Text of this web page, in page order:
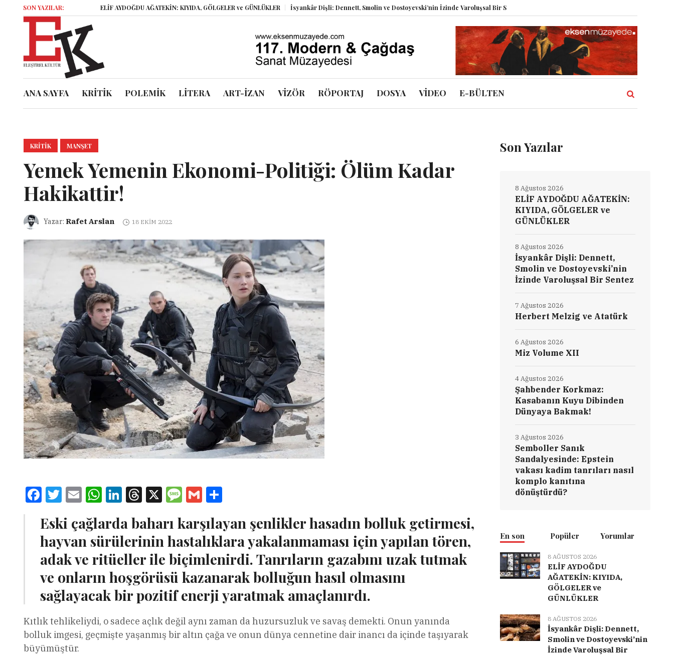
SON YAZILAR: ELİF AYDOĞDU AĞATEKİN: KIYIDA, GÖLGELER ve GÜNLÜKLER İsyankâr Dişli: Dennett, Smolin ve Dostoyevski’nin İzinde Varoluşsal Bir Sentez Herbert Melzig ve Atatürk
ANA SAYFA KRİTİK POLEMİK LİTERA ART-İZAN VİZÖR RÖPORTAJ DOSYA VİDEO E-BÜLTEN
KRITIK MANŞET
Yemek Yemenin Ekonomi-Politiği: Ölüm Kadar
Hakikattir!
Yazar: Rafet Arslan 18 EKIM 2022
FacebookTwitterEmail WhatsAppLinkedInThreads
X Message
Gmail
Eski çağlarda baharı karşılayan şenlikler hasadın bolluk getirmesi,
hayvan sürülerinin hastalıklara yakalanmaması için yapılan tören,
adak ve ritüeller ile biçimlenirdi. Tanrıların gazabını uzak tutmak
ve onların hoşgörüsü kazanarak bolluğun hasıl olmasını
sağlayacak bir pozitif enerji yaratmak amaçlanırdı.
Kıtlık tehlikeliydi, o sadece açlık değil aynı zaman da huzursuzluk ve savaş demekti. Onun yanında
bolluk imgesi, geçmişte yaşanmış bir altın çağa ve onun dünya cennetine dair inancı da içinde taşıyarak
büyümüştür.
Son Yazılar
ELİF AYDOĞDU AĞATEKİN:
KIYIDA, GÖLGELER ve
GÜNLÜKLER
8 Ağustos 2026
İsyankâr Dişli: Dennett,
Smolin ve Dostoyevski’nin
İzinde Varoluşsal Bir Sentez
8 Ağustos 2026
Herbert Melzig ve Atatürk
7 Ağustos 2026
Miz Volume XII
6 Ağustos 2026
Şahbender Korkmaz:
Kasabanın Kuyu Dibinden
Dünyaya Bakmak!
4 Ağustos 2026
Semboller Sanık
Sandalyesinde: Epstein
vakası kadim tanrıları nasıl
komplo kanıtına
dönüştürdü?
3 Ağustos 2026
En son Popüler Yorumlar
8 AĞUSTOS 2026
ELİF AYDOĞDU
AĞATEKİN: KIYIDA,
GÖLGELER ve
GÜNLÜKLER
8 AĞUSTOS 2026
İsyankâr Dişli: Dennett,
Smolin ve Dostoyevski’nin
İzinde Varoluşsal Bir